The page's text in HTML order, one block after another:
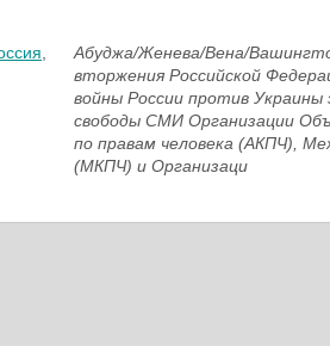
Абуджа/Женева/Вена/
вторжения Российской
войны России против
свободы СМИ Организации
по правам человека (АКПЧ),
(МКПЧ) и Организаци